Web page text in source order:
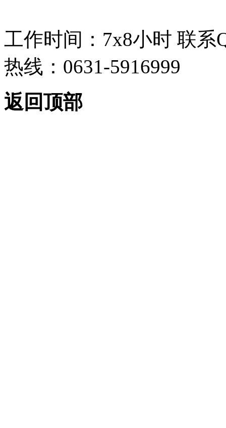
工作时间：7x8小时 联系
热线：0631-5916999
返回顶部